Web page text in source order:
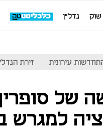
שוק נדל"ן
עירונית זירת
של סופרין
למגרש